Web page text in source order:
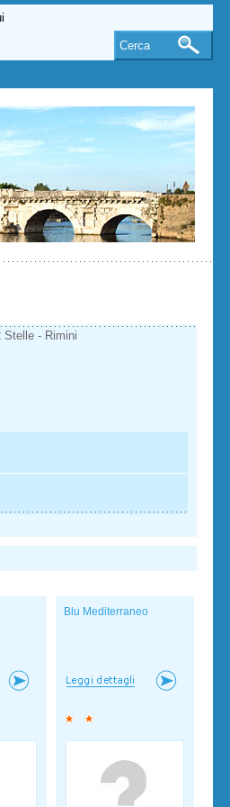
Stelle - Rimini
Blu Mediterraneo
Cerca